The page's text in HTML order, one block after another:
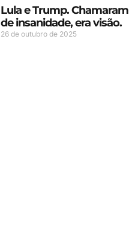
Lula e Trump. Chamaram
de insanidade, era visão.
26 de outubro de 2025